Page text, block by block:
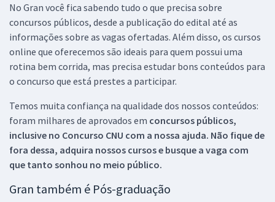
No Gran você fica sabendo tudo o que precisa sobre
concursos públicos, desde a publicação do edital até as
informações sobre as vagas ofertadas. Além disso, os cursos
online que oferecemos são ideais para quem possui uma
rotina bem corrida, mas precisa estudar bons conteúdos para
o concurso que está prestes a participar.
Temos muita confiança na qualidade dos nossos conteúdos:
foram milhares de aprovados em concursos públicos,
inclusive no Concurso CNU com a nossa ajuda. Não fique de
fora dessa, adquira nossos cursos e busque a vaga com
que tanto sonhou no meio público.
Gran também é Pós-graduação